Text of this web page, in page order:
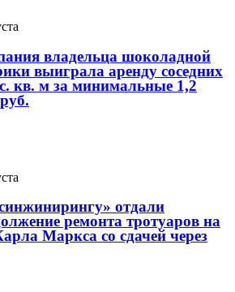
владельца шоколадной
выиграла аренду соседних
кв. м за минимальные 1,2
отдали
ремонта тротуаров на
Маркса со сдачей через